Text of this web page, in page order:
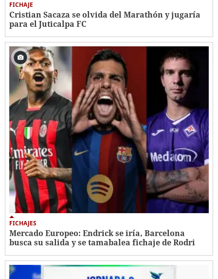
FICHAJE
Cristian Sacaza se olvida del Marathón y jugaría
para el Juticalpa FC
FICHAJES
Mercado Europeo: Endrick se iría, Barcelona
busca su salida y se tamabalea fichaje de Rodri